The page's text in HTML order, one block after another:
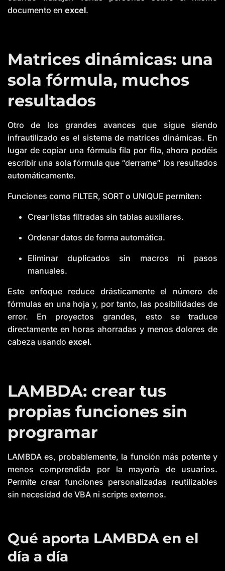
documento en excel.
Matrices dinámicas: una
sola fórmula, muchos
resultados
Otro de los grandes avances que sigue siendo
infrautilizado es el sistema de matrices dinámicas. En
lugar de copiar una fórmula fila por fila, ahora podéis
escribir una sola fórmula que “derrame” los resultados
automáticamente.
Funciones como FILTER, SORT o UNIQUE permiten:
Crear listas filtradas sin tablas auxiliares.
Ordenar datos de forma automática.
Eliminar duplicados sin macros ni pasos
manuales.
Este enfoque reduce drásticamente el número de
fórmulas en una hoja y, por tanto, las posibilidades de
error. En proyectos grandes, esto se traduce
directamente en horas ahorradas y menos dolores de
cabeza usando excel.
LAMBDA: crear tus
propias funciones sin
programar
LAMBDA es, probablemente, la función más potente y
menos comprendida por la mayoría de usuarios.
Permite crear funciones personalizadas reutilizables
sin necesidad de VBA ni scripts externos.
Qué aporta LAMBDA en el
día a día